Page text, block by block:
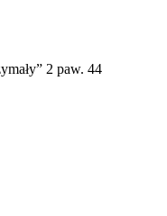
2 paw. 44